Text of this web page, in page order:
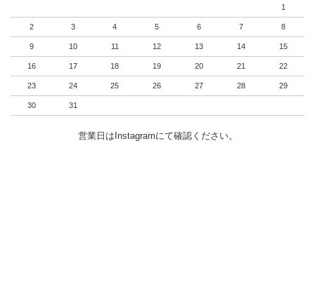
1
2 3 4 5 6 7 8
9 10 11 12 13 14 15
16 17 18 19 20 21 22
23 24 25 26 27 28 29
30 31
営業日はInstagramにて確認ください。